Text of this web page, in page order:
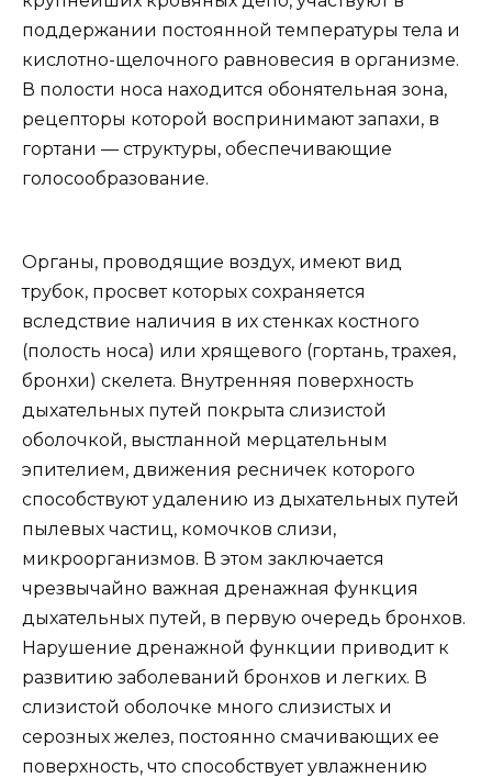
поддержании постоянной температуры тела и
кислотно-щелочного равновесия в организме.
В полости носа находится обонятельная зона,
рецепторы которой воспринимают запахи, в
гортани — структуры, обеспечивающие
голосообразование.
Органы, проводящие воздух, имеют вид
трубок, просвет которых сохраняется
вследствие наличия в их стенках костного
(полость носа) или хрящевого (гортань, трахея,
бронхи) скелета. Внутренняя поверхность
дыхательных путей покрыта слизистой
оболочкой, выстланной мерцательным
эпителием, движения ресничек которого
способствуют удалению из дыхательных путей
пылевых частиц, комочков слизи,
микроорганизмов. В этом заключается
чрезвычайно важная дренажная функция
дыхательных путей, в первую очередь бронхов.
Нарушение дренажной функции приводит к
развитию заболеваний бронхов и легких. В
слизистой оболочке много слизистых и
серозных желез, постоянно смачивающих ее
поверхность, что способствует увлажнению